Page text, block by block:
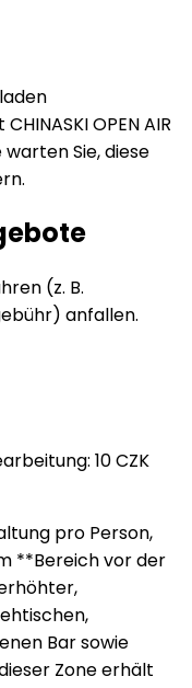
OPEN AIR
warten Sie, diese
(z. B.
anfallen.
10 CZK
pro Person,
**Bereich vor der
Bar sowie
Zone erhält